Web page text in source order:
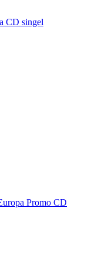
CD singel
Promo CD